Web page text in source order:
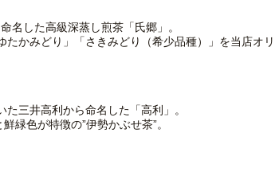
名した高級深蒸し煎茶「氏郷」。
かみどり」「さきみどり（希少品種）」を当店オ
三井高利から命名した「高利」。
緑色が特徴の”伊勢かぶせ茶”。